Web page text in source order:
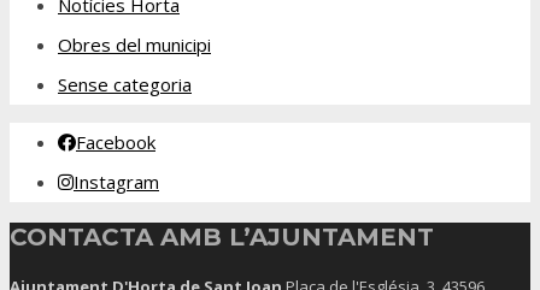
Notícies Horta
Obres del municipi
Sense categoria
Facebook
Instagram
CONTACTA AMB L’AJUNTAMENT